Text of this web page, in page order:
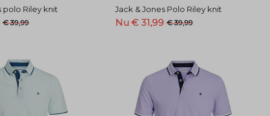
polo Riley knit
€ 39,99
Jack & Jones Polo Riley knit
Nu € 31,99 € 39,99